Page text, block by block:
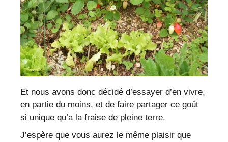
Et nous avons donc décidé d’essayer d’en vivre,
en partie du moins, et de faire partager ce goût
si unique qu’a la fraise de pleine terre.
J’espère que vous aurez le même plaisir que